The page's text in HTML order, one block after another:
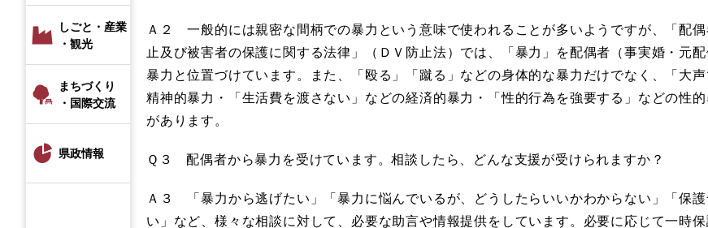
しごと・産業
・観光
まちづくり
・国際交流
県政情報
Ａ２ 一般的には親密な間柄での暴力という意味で使われることが多いようですが、「配
止及び被害者の保護に関する法律」（ＤＶ防止法）では、「暴力」を配偶者（事実婚・元
暴力と位置づけています。また、「殴る」「蹴る」などの身体的な暴力だけでなく、「大
精神的暴力・「生活費を渡さない」などの経済的暴力・「性的行為を強要する」などの性
があります。
Ｑ３ 配偶者から暴力を受けています。相談したら、どんな支援が受けられますか？
Ａ３ 「暴力から逃げたい」「暴力に悩んでいるが、どうしたらいいかわからない」「保
い」など、様々な相談に対して、必要な助言や情報提供をしています。必要に応じて一時保